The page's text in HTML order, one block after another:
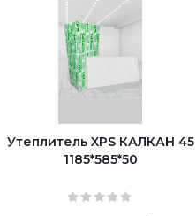
Утеплитель XPS КАЛКАН 45
1185*585*50